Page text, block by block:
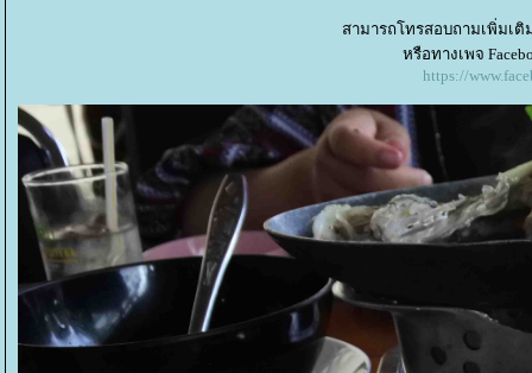
สามารถโทรสอบถามเพิ่มเติ
หรือทางเพจ
https://